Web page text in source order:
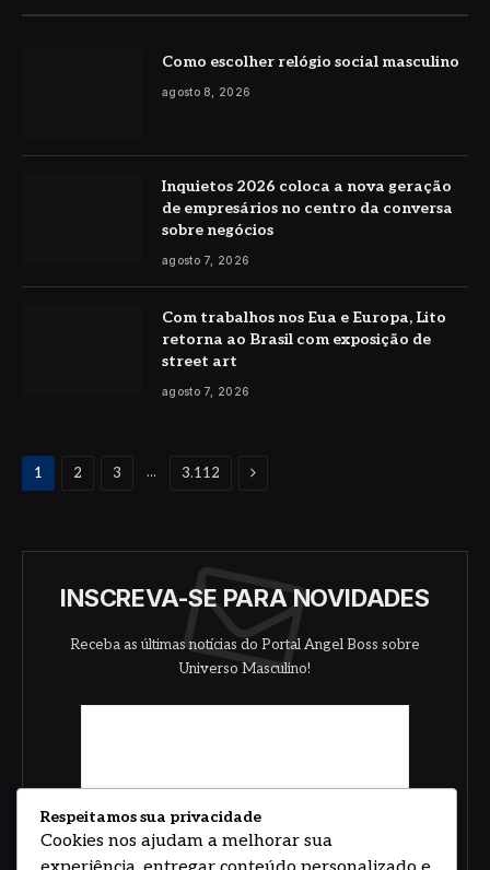
Como escolher relógio social masculino
agosto 8, 2026
Inquietos 2026 coloca a nova geração
de empresários no centro da conversa
sobre negócios
agosto 7, 2026
Com trabalhos nos Eua e Europa, Lito
retorna ao Brasil com exposição de
street art
agosto 7, 2026
1 2 3 ... 3.112 Proximo
INSCREVA-SE PARA NOVIDADES
Receba as últimas notícias do Portal Angel Boss sobre
Universo Masculino!
Respeitamos sua privacidade
Cookies nos ajudam a melhorar sua